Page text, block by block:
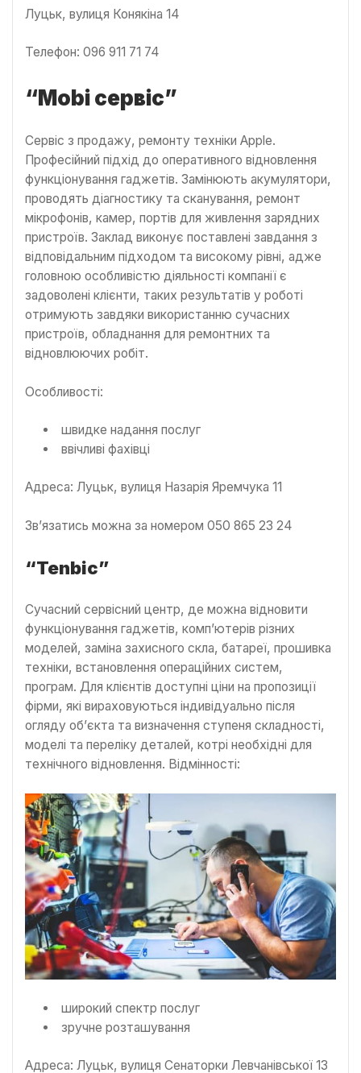
Луцьк, вулиця Конякіна 14
Телефон: 096 911 71 74
“Mobi сервіс”
Сервіс з продажу, ремонту техніки Apple.
Професійний підхід до оперативного відновлення
функціонування гаджетів. Замінюють акумулятори,
проводять діагностику та сканування, ремонт
мікрофонів, камер, портів для живлення зарядних
пристроїв. Заклад виконує поставлені завдання з
відповідальним підходом та високому рівні, адже
головною особливістю діяльності компанії є
задоволені клієнти, таких результатів у роботі
отримують завдяки використанню сучасних
пристроїв, обладнання для ремонтних та
відновлюючих робіт.
Особливості:
швидке надання послуг
ввічливі фахівці
Адреса: Луцьк, вулиця Назарія Яремчука 11
Зв’язатись можна за номером 050 865 23 24
“Tenbic”
Сучасний сервісний центр, де можна відновити
функціонування гаджетів, комп’ютерів різних
моделей, заміна захисного скла, батареї, прошивка
техніки, встановлення операційних систем,
програм. Для клієнтів доступні ціни на пропозиції
фірми, які вираховуються індивідуально після
огляду об’єкта та визначення ступеня складності,
моделі та переліку деталей, котрі необхідні для
технічного відновлення. Відмінності:
широкий спектр послуг
зручне розташування
Адреса: Луцьк, вулиця Сенаторки Левчанівської 13